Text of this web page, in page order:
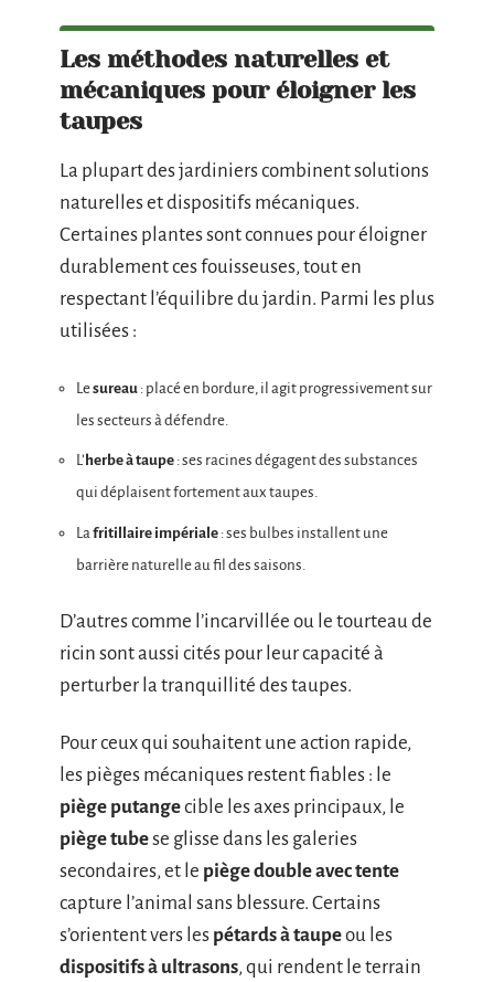
Les méthodes naturelles et
mécaniques pour éloigner les
taupes
La plupart des jardiniers combinent solutions
naturelles et dispositifs mécaniques.
Certaines plantes sont connues pour éloigner
durablement ces fouisseuses, tout en
respectant l’équilibre du jardin. Parmi les plus
utilisées :
Lesureau : placé en bordure, il agit progressivement sur
les secteurs à défendre.
L’ herbe à taupe : ses racines dégagent des substances
qui déplaisent fortement aux taupes.
La fritillaire impériale : ses bulbes installent une
barrière naturelle au fil des saisons.
D’autres comme l’incarvillée ou le tourteau de
ricin sont aussi cités pour leur capacité à
perturber la tranquillité des taupes.
Pour ceux qui souhaitent une action rapide,
les pièges mécaniques restent fiables : le
piège putangecible les axes principaux, le
piège tubese glisse dans les galeries
secondaires, et le piège double avec tente
capture l’animal sans blessure. Certains
s’orientent vers les pétards à taupeou les
dispositifs à ultrasons, qui rendent le terrain